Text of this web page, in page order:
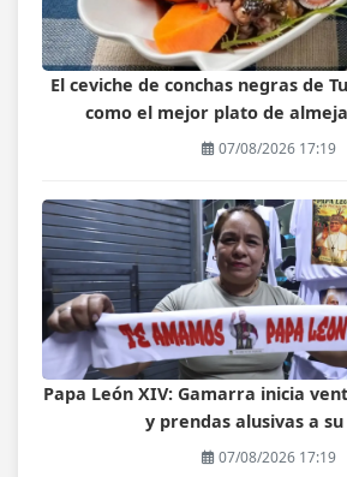
El ceviche de conchas negras de
como el mejor plato de
07/08/2026 17:19
Papa León XIV: Gamarra inicia
y prendas alusivas a
07/08/2026 17:19